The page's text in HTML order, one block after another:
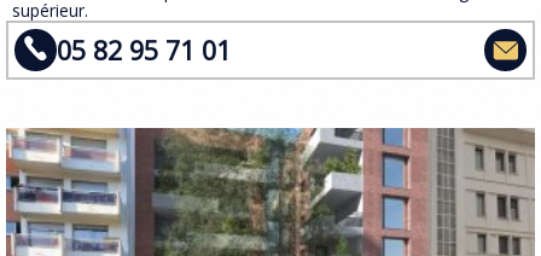
supérieur.
05 82 95 71 01